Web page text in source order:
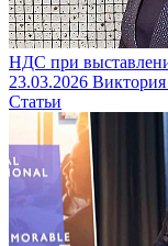
НДС при
23.03.2026
Статьи